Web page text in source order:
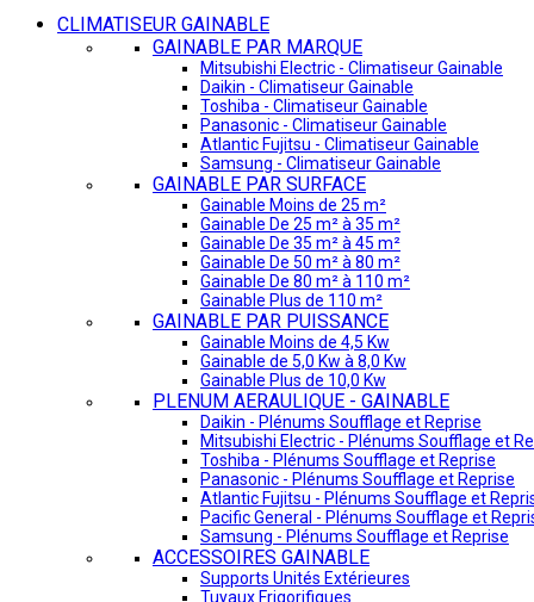
CLIMATISEUR GAINABLE
GAINABLE PAR MARQUE
Mitsubishi Electric - Climatiseur Gainable
Daikin - Climatiseur Gainable
Toshiba - Climatiseur Gainable
Panasonic - Climatiseur Gainable
Atlantic Fujitsu - Climatiseur Gainable
Samsung - Climatiseur Gainable
GAINABLE PAR SURFACE
Gainable Moins de 25 m²
Gainable De 25 m² à 35 m²
Gainable De 35 m² à 45 m²
Gainable De 50 m² à 80 m²
Gainable De 80 m² à 110 m²
Gainable Plus de 110 m²
GAINABLE PAR PUISSANCE
Gainable Moins de 4,5 Kw
Gainable de 5,0 Kw à 8,0 Kw
Gainable Plus de 10,0 Kw
PLENUM AERAULIQUE - GAINABLE
Daikin - Plénums Soufflage et Reprise
Mitsubishi Electric - Plénums Soufflage et
Toshiba - Plénums Soufflage et Reprise
Panasonic - Plénums Soufflage et Reprise
Atlantic Fujitsu - Plénums Soufflage et
Pacific General - Plénums Soufflage et
Samsung - Plénums Soufflage et Reprise
ACCESSOIRES GAINABLE
Supports Unités Extérieures
Tuyaux Frigorifiques